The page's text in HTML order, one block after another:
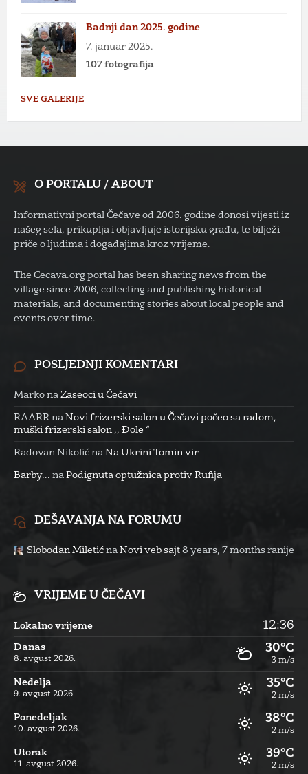
Badnji dan 2025. godine
7. januar 2025.
107 fotografija
SVE GALERIJE
O PORTALU / ABOUT
Informativni portal Čečave od 2006. godine donosi vijesti iz
našeg sela, prikuplja i objavljuje istorijsku građu, te bilježi
priče o ljudima i događajima kroz vrijeme.
The Cecava.org portal has been sharing news from the
village since 2006, collecting and publishing historical
materials, and documenting stories about local people and
events over time.
POSLJEDNJI KOMENTARI
Marko na Zaseoci u Čečavi
RAARR na Novi frizerski salon u Čečavi počeo sa radom,
muški frizerski salon ,, Đole “
Radovan Nikolić na Na Ukrini Tomin vir
Barby... na Podignuta optužnica protiv Rufija
DEŠAVANJA NA FORUMU
Slobodan Miletić na Novi veb sajt 8 years, 7 months ranije
VRIJEME U ČEČAVI
Lokalno vrijeme 12:36
Danas
8. avgust 2026.
30°C
3 m/s
Nedelja
9. avgust 2026.
35°C
2 m/s
Ponedeljak
10. avgust 2026.
38°C
2 m/s
Utorak
11. avgust 2026.
39°C
2 m/s